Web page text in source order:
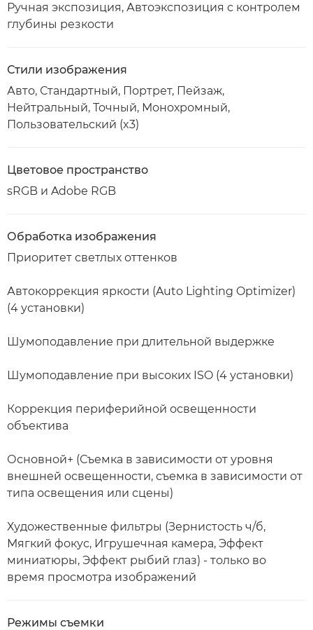
Ручная экспозиция, Автоэкспозиция с контролем
глубины резкости
Стили изображения
Авто, Стандартный, Портрет, Пейзаж,
Нейтральный, Точный, Монохромный,
Пользовательский (x3)
Цветовое пространство
sRGB и Adobe RGB
Обработка изображения
Приоритет светлых оттенков
Автокоррекция яркости (Auto Lighting Optimizer)
(4 установки)
Шумоподавление при длительной выдержке
Шумоподавление при высоких ISO (4 установки)
Коррекция периферийной освещенности
объектива
Основной+ (Съемка в зависимости от уровня
внешней освещенности, съемка в зависимости от
типа освещения или сцены)
Художественные фильтры (Зернистость ч/б,
Мягкий фокус, Игрушечная камера, Эффект
миниатюры, Эффект рыбий глаз) - только во
время просмотра изображений
Режимы съемки